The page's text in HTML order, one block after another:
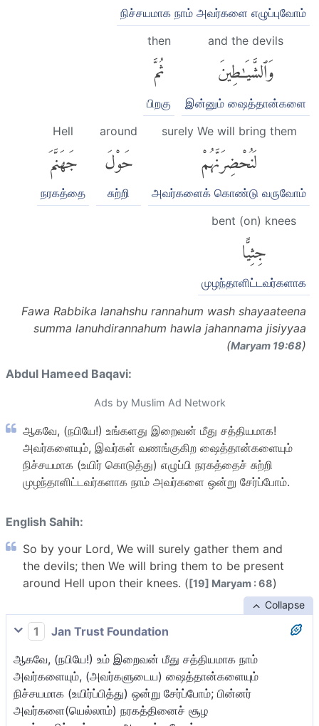
நிச்சயமாக நாம் அவர்களை எழுப்புவோம்
and the devils
وَٱلشَّيَٰطِينَ
இன்னும் ஷைத்தான்களை
then
ثُمَّ
பிறகு
surely We will bring them
لَنُحْضِرَنَّهُمْ
அவர்களைக் கொண்டு வருவோம்
around
حَوْلَ
சுற்றி
Hell
جَهَنَّمَ
நரகத்தை
bent (on) knees
جِثِيًّا
முழந்தாளிட்டவர்களாக
Fawa Rabbika lanahshu rannahum wash shayaateena
summa lanuhdirannahum hawla jahannama jisiyyaa
(Maryam 19:68)
Abdul Hameed Baqavi:
Ads by Muslim Ad Network
ஆகவே, (நபியே!) உங்களது இறைவன் மீது சத்தியமாக!
அவர்களையும், இவர்கள் வணங்குகிற ஷைத்தான்களையும்
நிச்சயமாக (உயிர் கொடுத்து) எழுப்பி நரகத்தைச் சுற்றி
முழந்தாளிட்டவர்களாக நாம் அவர்களை ஒன்று சேர்ப்போம்.
English Sahih:
So by your Lord, We will surely gather them and
the devils; then We will bring them to be present
around Hell upon their knees. ([19] Maryam : 68)
Collapse
1
Jan Trust Foundation
ஆகவே, (நபியே!) உம் இறைவன் மீது சத்தியமாக நாம்
அவர்களையும், (அவர்களுடைய) ஷைத்தான்களையும்
நிச்சயமாக (உயிர்ப்பித்து) ஒன்று சேர்ப்போம்; பின்னர்
அவர்களை(யெல்லாம்) நரகத்தினைச் சூழ